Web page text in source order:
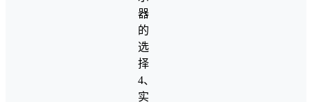
器
的
选
择
4、
实